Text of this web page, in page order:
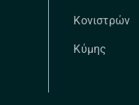
Κονιστρών
Κύμης